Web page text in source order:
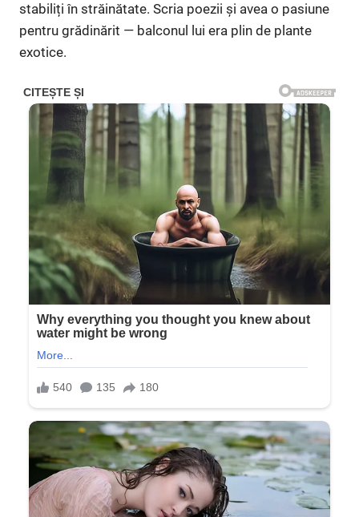
stabiliți în străinătate. Scria poezii și avea o pasiune
pentru grădinărit — balconul lui era plin de plante
exotice.